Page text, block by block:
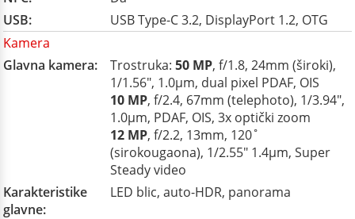
USB:
USB Type-C 3.2, DisplayPort 1.2, OTG
Kamera
Glavna kamera:
Trostruka: 50 MP, f/1.8, 24mm (široki),
1/1.56", 1.0µm, dual pixel PDAF, OIS
10 MP, f/2.4, 67mm (telephoto), 1/3.94",
1.0µm, PDAF, OIS, 3x optički zoom
12 MP, f/2.2, 13mm, 120˚
(sirokougaona), 1/2.55" 1.4µm, Super
Steady video
Karakteristike
glavne:
LED blic, auto-HDR, panorama